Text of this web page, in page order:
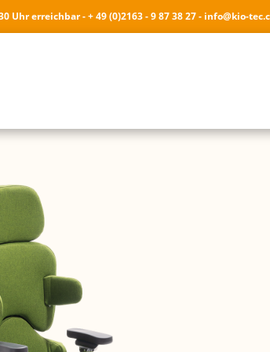
Uhr erreichbar - + 49 (0)2163 - 9 87 38 27 - info@kio-